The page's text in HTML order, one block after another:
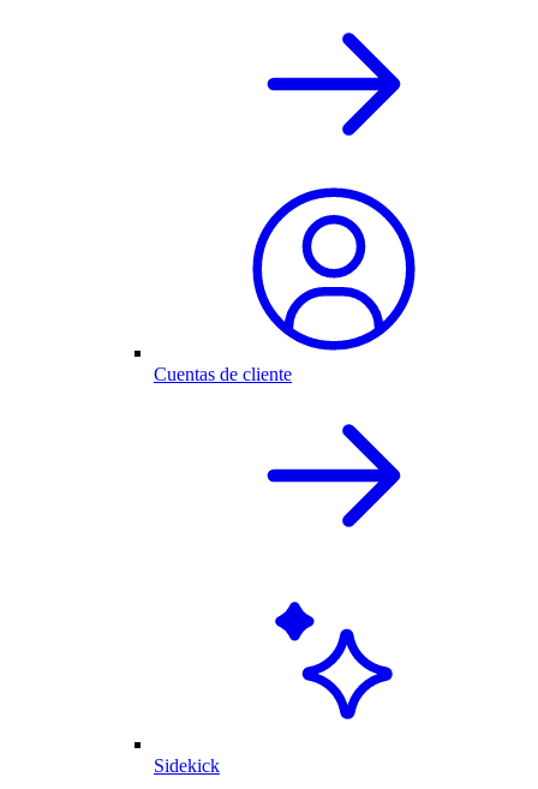
Cuentas de cliente
Sidekick